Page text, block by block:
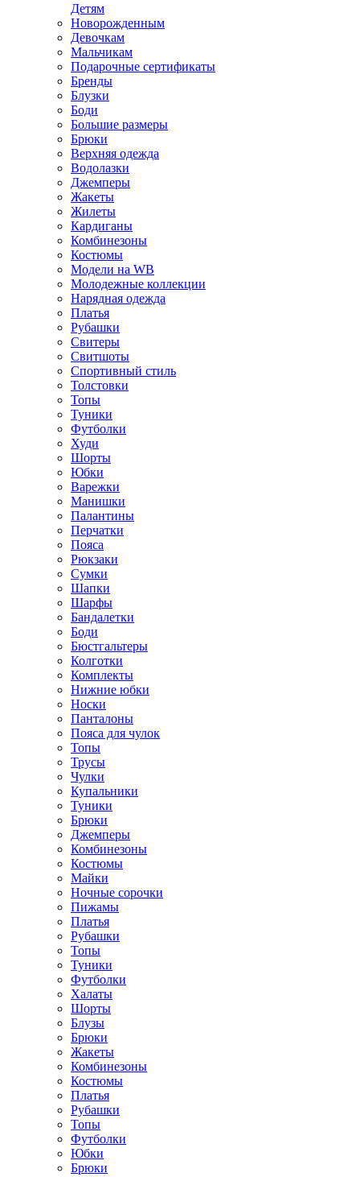
Детям
Новорожденным
Девочкам
Мальчикам
Подарочные сертификаты
Бренды
Блузки
Боди
Большие размеры
Брюки
Верхняя одежда
Водолазки
Джемперы
Жакеты
Жилеты
Кардиганы
Комбинезоны
Костюмы
Модели на WB
Молодежные коллекции
Нарядная одежда
Платья
Рубашки
Свитеры
Свитшоты
Спортивный стиль
Толстовки
Топы
Туники
Футболки
Худи
Шорты
Юбки
Варежки
Манишки
Палантины
Перчатки
Пояса
Рюкзаки
Сумки
Шапки
Шарфы
Бандалетки
Боди
Бюстгальтеры
Колготки
Комплекты
Нижние юбки
Носки
Панталоны
Поясa для чулок
Топы
Трусы
Чулки
Купальники
Туники
Брюки
Джемперы
Комбинезоны
Костюмы
Майки
Ночные сорочки
Пижамы
Платья
Рубашки
Топы
Туники
Футболки
Халаты
Шорты
Блузы
Брюки
Жакеты
Комбинезоны
Костюмы
Платья
Рубашки
Топы
Футболки
Юбки
Брюки